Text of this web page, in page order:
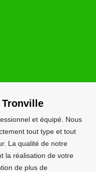
et équipé. Nous
tout type et tout
La qualité de notre
la réalisation de votre
de plus de